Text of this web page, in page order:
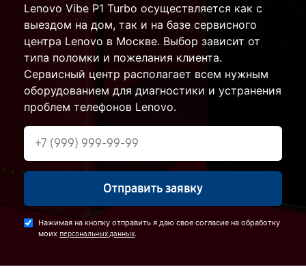
Lenovo Vibe P1 Turbo осуществляется как с
выездом на дом, так и на базе сервисного
центра Lenovo в Москве. Выбор зависит от
типа поломки и пожелания клиента.
Сервисный центр располагает всем нужным
оборудованием для диагностики и устранения
проблем телефонов Lenovo.
Отправить заявку
Нажимая на кнопку отправить я даю свое согласие на обработку
моих персональных данных.